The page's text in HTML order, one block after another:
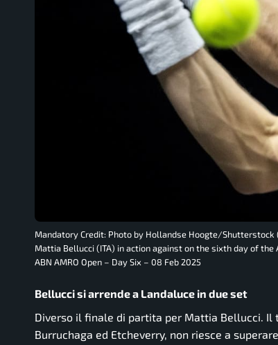
Mandatory Credit: Photo by Hollandse Hoogte/Shutterstock
Mattia Bellucci (ITA) in action against on the sixth day of the
ABN AMRO Open – Day Six – 08 Feb 2025
Bellucci si arrende a Landaluce in due set
Diverso il finale di partita per Mattia Bellucci. Il
Burruchaga ed Etcheverry, non riesce a